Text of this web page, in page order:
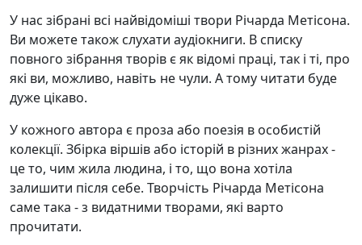
У нас зібрані всі найвідоміші твори Річарда Метісона.
Ви можете також слухати аудіокниги. В списку
повного зібрання творів є як відомі праці, так і ті, про
які ви, можливо, навіть не чули. А тому читати буде
дуже цікаво.
У кожного автора є проза або поезія в особистій
колекції. Збірка віршів або історій в різних жанрах -
це то, чим жила людина, і то, що вона хотіла
залишити після себе. Творчість Річарда Метісона
саме така - з видатними творами, які варто
прочитати.